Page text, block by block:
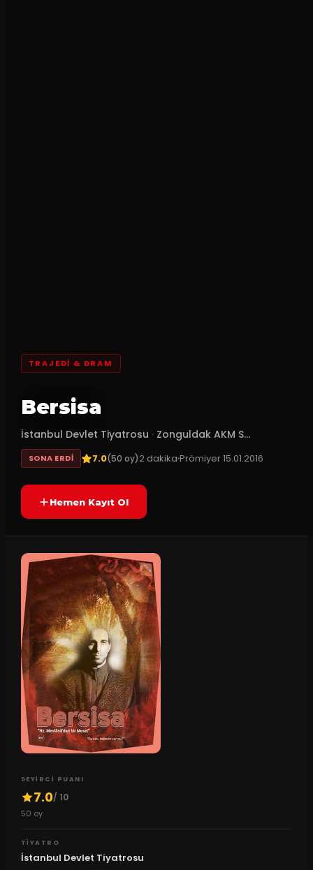
TRAJEDI & DRAM
Bersisa
İstanbul Devlet Tiyatrosu · Zonguldak AKM S...
SONA ERDI 7.0(50 oy)2 dakikaPrömiyer15.01.2016
Hemen Kayıt Ol
SEYIRCI PUANI
7.0/ 10
50 oy
TIYATRO
İstanbul Devlet Tiyatrosu